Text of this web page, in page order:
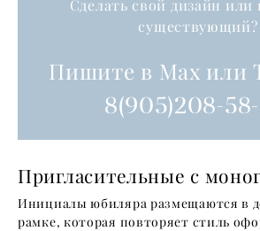
Cделать свой дизайн или
существующий?
Пишите в Max или
8(905)208-
Пригласительные с
Инициалы юбиляра размещаются в
рамке, которая повторяет стиль